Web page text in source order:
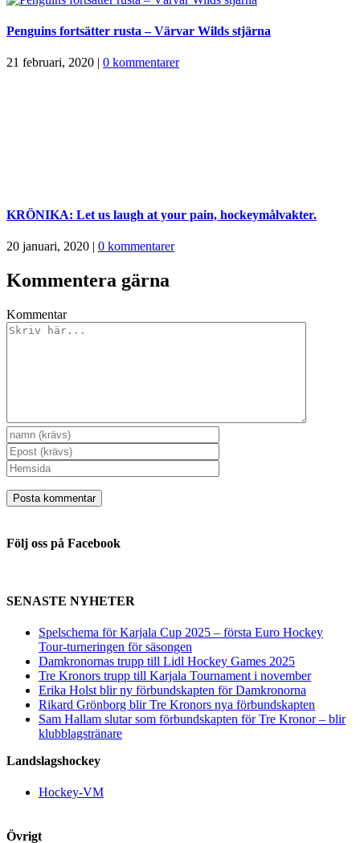
Penguins fortsätter rusta – Värvar Wilds stjärna
21 februari, 2020 0 kommentarer
KRÖNIKA: Let us laugh at your pain, hockeymålvakter.
20 januari, 2020 | 0 kommentarer
Kommentera gärna
Kommentar
Följ oss på Facebook
SENASTE NYHETER
Spelschema för Karjala Cup 2025 – första Euro Hockey
Tour-turneringen för säsongen
Damkronornas trupp till Lidl Hockey Games 2025
Tre Kronors trupp till Karjala Tournament i november
Erika Holst blir ny förbundskapten för Damkronorna
Rikard Grönborg blir Tre Kronors nya förbundskapten
Sam Hallam slutar som förbundskapten för Tre Kronor – blir
klubblagstränare
Landslagshockey
Hockey-VM
Övrigt